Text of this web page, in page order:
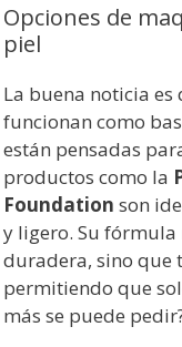
Opciones de
piel
La buena noticia es
funcionan como
están pensadas
productos como la
Foundation son
y ligero. Su
duradera, sino que
permitiendo que
más se puede